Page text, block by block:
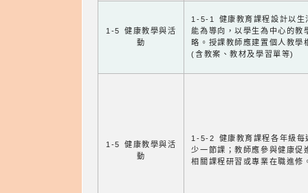
1-5 健康教學與活
動
1-5-1 健康教育課程設計以生
能為導向，以學生為中心的教
略。授課教師應建置個人教學
(含教案、教材及學習單等)
1-5 健康教學與活
動
1-5-2 健康教育課程各年級每
少一節課；教師應參與健康促
相關課程研習或專業在職進修